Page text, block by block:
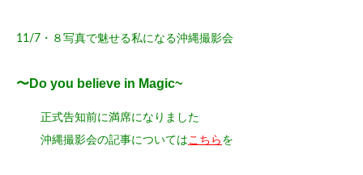
11/7・８写真で魅せる私になる沖縄撮影会
〜Do you believe in Magic~
正式告知前に満席になりました
沖縄撮影会の記事についてはこちら を